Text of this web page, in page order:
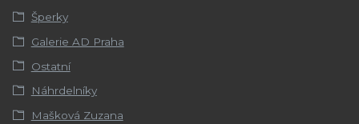
Šperky
Galerie AD Praha
Ostatní
Náhrdelníky
Mašková Zuzana